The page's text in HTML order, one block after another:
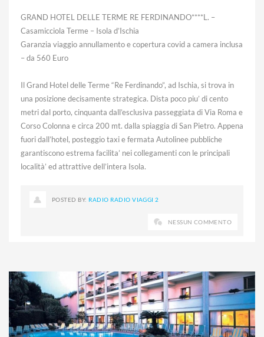
GRAND HOTEL DELLE TERME RE FERDINANDO****L. –
Casamicciola Terme – Isola d’Ischia
Garanzia viaggio annullamento e copertura covid a camera inclusa
– da 560 Euro
Il Grand Hotel delle Terme “Re Ferdinando”, ad Ischia, si trova in
una posizione decisamente strategica. Dista poco piu’ di cento
metri dal porto, cinquanta dall’esclusiva passeggiata di Via Roma e
Corso Colonna e circa 200 mt. dalla spiaggia di San Pietro. Appena
fuori dall’hotel, posteggio taxi e fermata Autolinee pubbliche
garantiscono estrema facilita’ nei collegamenti con le principali
località’ ed attrattive dell’intera Isola.
POSTED BY: RADIO RADIO VIAGGI 2
NESSUN COMMENTO